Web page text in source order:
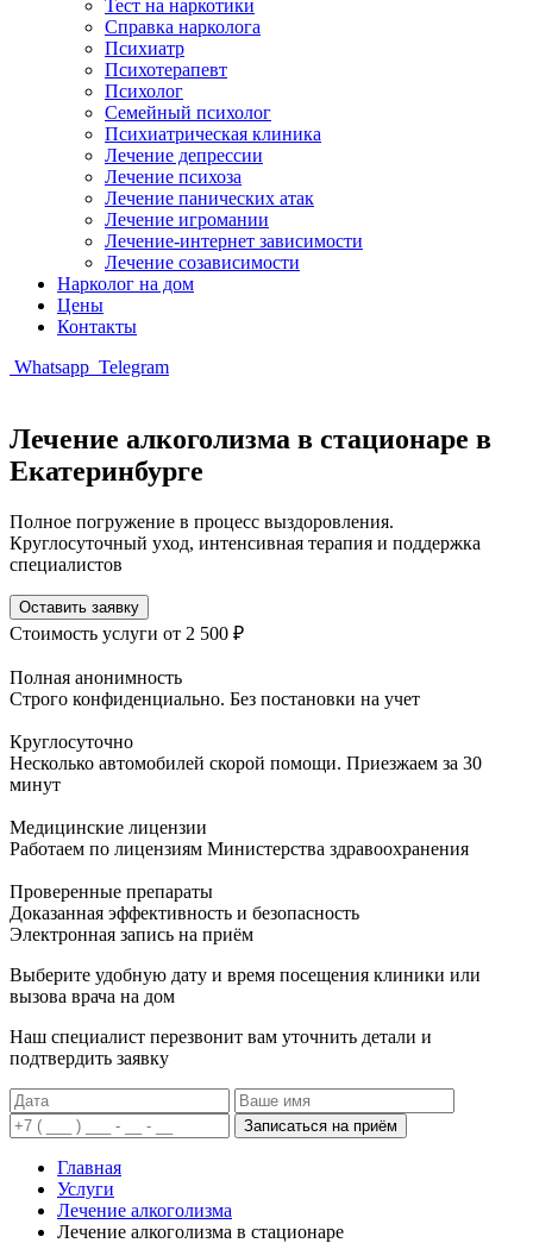
Тест на наркотики
Справка нарколога
Психиатр
Психотерапевт
Психолог
Семейный психолог
Психиатрическая клиника
Лечение депрессии
Лечение психоза
Лечение панических атак
Лечение игромании
Лечение-интернет зависимости
Лечение созависимости
Нарколог на дом
Цены
Контакты
Whatsapp Telegram
Лечение алкоголизма в стационаре в
Екатеринбурге
Полное погружение в процесс выздоровления.
Круглосуточный уход, интенсивная терапия и поддержка
специалистов
Оставить заявку
Стоимость услуги от 2 500 ₽
Полная анонимность
Строго конфиденциально. Без постановки на учет
Круглосуточно
Несколько автомобилей скорой помощи. Приезжаем за 30
минут
Медицинские лицензии
Работаем по лицензиям Министерства здравоохранения
Проверенные препараты
Доказанная эффективность и безопасность
Электронная запись на приём
Выберите удобную дату и время посещения клиники или
вызова врача на дом
Наш специалист перезвонит вам уточнить детали и
подтвердить заявку
Записаться на приём
Главная
Услуги
Лечение алкоголизма
Лечение алкоголизма в стационаре